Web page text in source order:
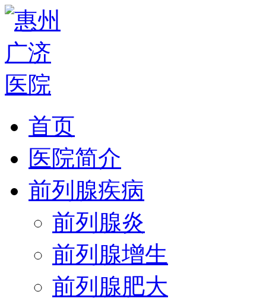
首页
医院简介
前列腺疾病
前列腺炎
前列腺增生
前列腺肥大